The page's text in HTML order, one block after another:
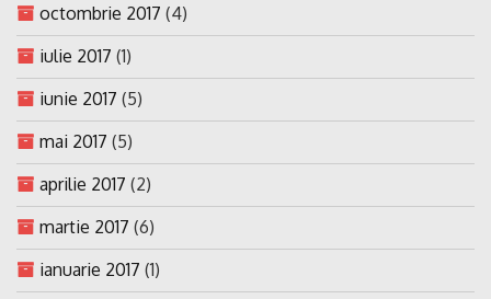
octombrie 2017 (4)
iulie 2017 (1)
iunie 2017 (5)
mai 2017 (5)
aprilie 2017 (2)
martie 2017 (6)
ianuarie 2017 (1)